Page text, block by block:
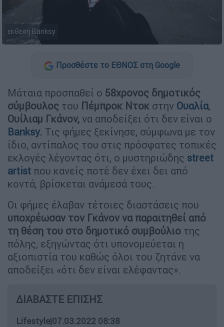
εκθεση Banksy
Προσθέστε το ΕΘΝΟΣ στη Google
Μάταια προσπαθεί ο 58χρονος δημοτικός
σύμβουλος του Πέμπροκ Ντοκ στην Ουαλία,
Ουίλιαμ Γκάνον, να αποδείξει ότι δεν είναι ο
Banksy. Τις φήμες ξεκίνησε, σύμφωνα με τον
ίδιο, αντίπαλος του στις πρόσφατες τοπικές
εκλογές λέγοντας ότι, ο μυστηριώδης street
artist που κανείς ποτέ δεν έχει δει από
κοντά, βρίσκεται ανάμεσά τους.
Οι φήμες έλαβαν τέτοιες διαστάσεις που
υποχρέωσαν τον Γκάνον να παραιτηθεί από
τη θέση του στο δημοτικό συμβούλιο της
πόλης, εξηγώντας ότι υπονομεύεται η
αξιοπιστία του καθώς όλοι του ζητάνε να
αποδείξει «ότι δεν είναι ελέφαντας».
ΔΙΑΒΑΣΤΕ ΕΠΙΣΗΣ
Lifestyle|07.03.2022 08:38